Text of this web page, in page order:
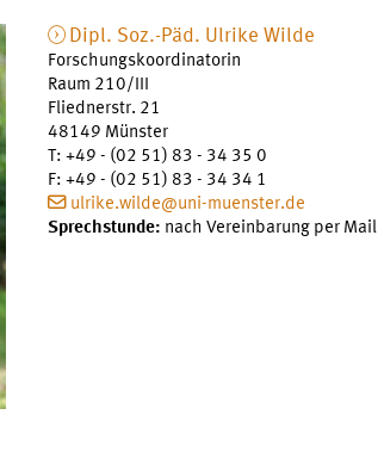
Dipl. Soz.-Päd. Ulrike Wilde
Forschungskoordinatorin
Raum 210/III
Fliednerstr. 21
48149 Münster
T: +49 - (02 51) 83 - 34 35 0
F: +49 - (02 51) 83 - 34 34 1
ulrike.wilde@uni-muenster.de
Sprechstunde: nach Vereinbarung per Mail